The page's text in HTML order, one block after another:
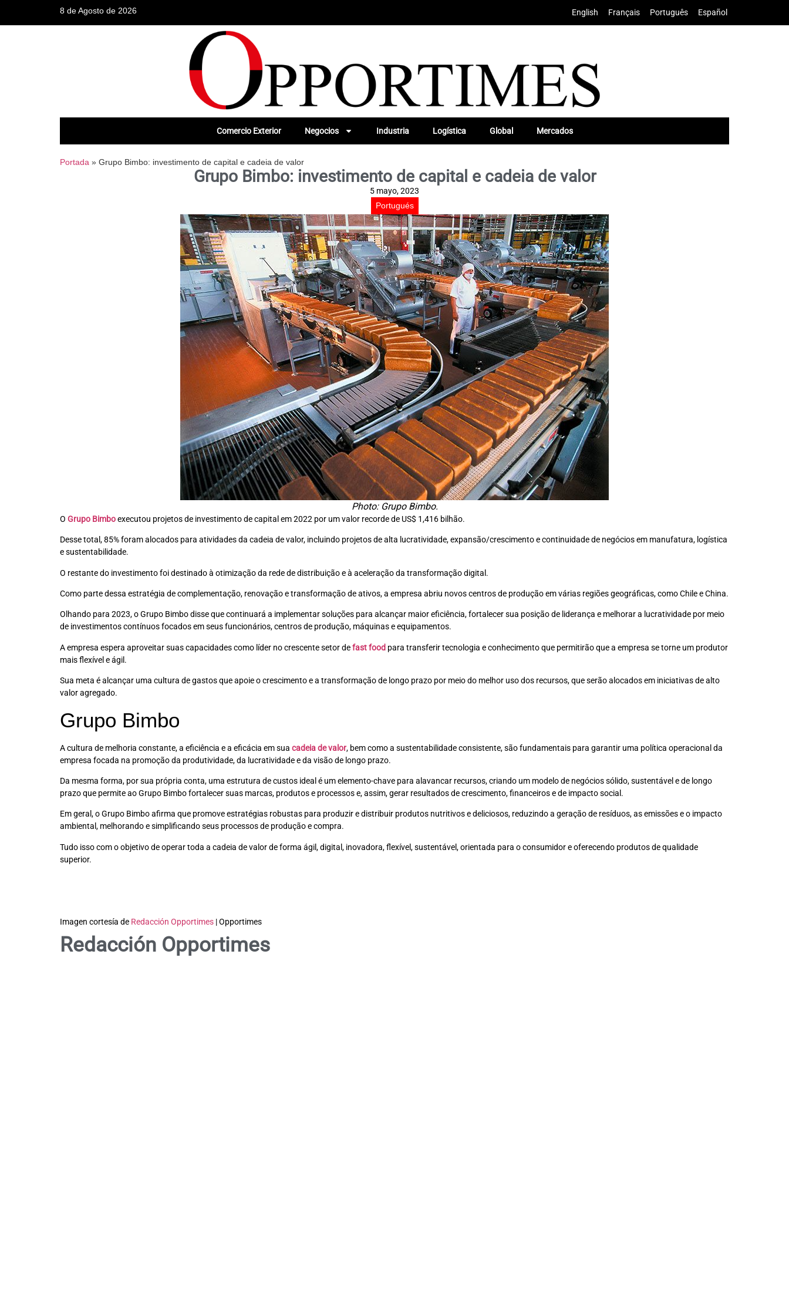
8 de Agosto de 2026 English Français Português Español
Comercio Exterior Negocios Industria Logística Global Mercados
Portada » Grupo Bimbo: investimento de capital e cadeia de valor
Grupo Bimbo: investimento de capital e cadeia de valor
5 mayo, 2023
Portugués
Photo: Grupo Bimbo.
O Grupo Bimboexecutou projetos de investimento de capital em 2022 por um valor recorde de US$ 1,416 bilhão.
Desse total, 85% foram alocados para atividades da cadeia de valor, incluindo projetos de alta lucratividade, expansão/crescimento e continuidade de negócios em manufatura, logística
e sustentabilidade.
O restante do investimento foi destinado à otimização da rede de distribuição e à aceleração da transformação digital.
Como parte dessa estratégia de complementação, renovação e transformação de ativos, a empresa abriu novos centros de produção em várias regiões geográficas, como Chile e China.
Olhando para 2023, o Grupo Bimbo disse que continuará a implementar soluções para alcançar maior eficiência, fortalecer sua posição de liderança e melhorar a lucratividade por meio
de investimentos contínuos focados em seus funcionários, centros de produção, máquinas e equipamentos.
A empresa espera aproveitar suas capacidades como líder no crescente setor defast food para transferir tecnologia e conhecimento que permitirão que a empresa se torne um produtor
mais flexível e ágil.
Sua meta é alcançar uma cultura de gastos que apoie o crescimento e a transformação de longo prazo por meio do melhor uso dos recursos, que serão alocados em iniciativas de alto
valor agregado.
Grupo Bimbo
A cultura de melhoria constante, a eficiência e a eficácia em sua cadeia de valor, bem como a sustentabilidade consistente, são fundamentais para garantir uma política operacional da
empresa focada na promoção da produtividade, da lucratividade e da visão de longo prazo.
Da mesma forma, por sua própria conta, uma estrutura de custos ideal é um elemento-chave para alavancar recursos, criando um modelo de negócios sólido, sustentável e de longo
prazo que permite ao Grupo Bimbo fortalecer suas marcas, produtos e processos e, assim, gerar resultados de crescimento, financeiros e de impacto social.
Em geral, o Grupo Bimbo afirma que promove estratégias robustas para produzir e distribuir produtos nutritivos e deliciosos, reduzindo a geração de resíduos, as emissões e o impacto
ambiental, melhorando e simplificando seus processos de produção e compra.
Tudo isso com o objetivo de operar toda a cadeia de valor de forma ágil, digital, inovadora, flexível, sustentável, orientada para o consumidor e oferecendo produtos de qualidade
superior.
Imagen cortesía de Redacción Opportimes | Opportimes
Redacción Opportimes